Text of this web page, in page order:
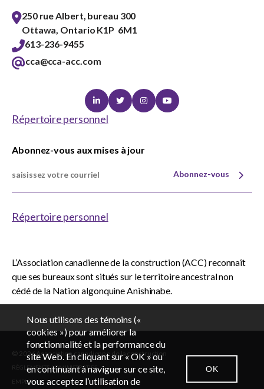
EN
250 rue Albert, bureau 300
Ottawa, Ontario K1P 6M1
613-236-9455
cca@cca-acc.com
LinkedinTwitterInstagramYoutube
Répertoire personnel
Abonnez-vous aux mises à jour
Abonnez-vous
Répertoire personnel
L’Association canadienne de la construction (ACC) reconnaît
que ses bureaux sont situés sur le territoire ancestral non
cédé de la Nation algonquine Anishinabe.
© 2026 Association canadienne de la construction
RÈGLEMENTS ADMINISTRATIFS
EMPLOIS
Nous utilisons des témoins («
cookies ») pour améliorer la
fonctionnalité et la performance du
site Web. En cliquant sur « OK » ou
en continuant à naviguer sur ce site,
vous acceptez l’utilisation de
OK